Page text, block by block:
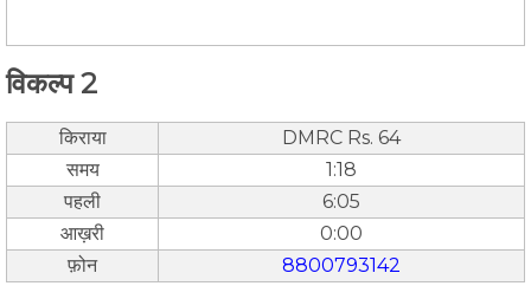
विकल्प 2
किराया
DMRC Rs. 64
समय
1:18
पहली
6:05
आख़री
0:00
फ़ोन
8800793142